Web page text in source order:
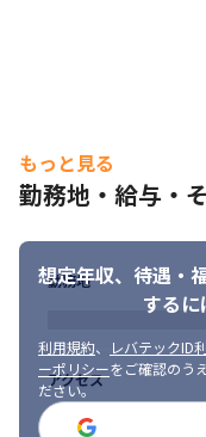
もっと見る
勤務地・給与・
想定年収、待遇・
する
利用規約、 レバテックID
ーポリシーをご確認のう
ださい。
勤務地
アクセス